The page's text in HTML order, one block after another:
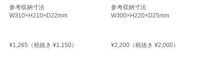
参考収納寸法
W310×H210×D22mm
¥1,265 （税抜き ¥1,150）
参考収納寸法
W300×H220×D25mm
¥2,200 （税抜き ¥2,000）